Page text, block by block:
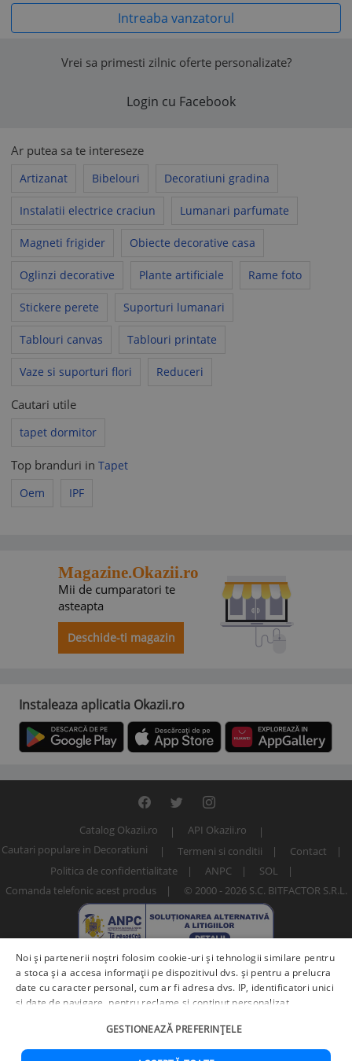
Produsele maggsm nu se incadreaza intr-un regim de echipamente
speciale (echipamentele militare,de telecomunicatii speciale sau alte
echipamente ce ar putea pune in pericol siguranta nationala ori
utilizare al www.okazii.ro, nici legislației aplicabile.
încalcă legea sau Acordul de utilizare, acestea se consideră
sau prevederile Acordului de utilizare, după caz.
Intreaba vanzatorul
Vrei sa primesti zilnic oferte personalizate?
Login cu Facebook
Ar putea sa te intereseze
Artizanat Bibelouri Decoratiuni gradina
Instalatii electrice craciun Lumanari parfumate
Magneti frigider Obiecte decorative casa
Oglinzi decorative Plante artificiale Rame foto
Stickere perete Suporturi lumanari
Tablouri canvas Tablouri printate
Vaze si suporturi flori Reduceri
Cautari utile
tapet dormitor
Top branduri in Tapet
Oem
IPF
Magazine.Okazii.ro
Mii de cumparatori te
asteapta
Deschide-ti magazin
Instaleaza aplicatia Okazii.ro
Catalog Okazii.ro
API Okazii.ro
Cautari populare in Decoratiuni
Termeni si conditii
Contact
Politica de confidentialitate
ANPC
SOL
Comanda telefonic acest produs
© 2000 - 2026 S.C. BITFACTOR S.R.L.
Noi și partenerii noștri folosim cookie-uri și tehnologii similare pentru
a stoca și a accesa informații pe dispozitivul dvs. și pentru a prelucra
date cu caracter personal, cum ar fi adresa dvs. IP, identificatori unici
și date de navigare, pentru reclame și conținut personalizat,
îmbunătățirea serviciilor.Furnizori terți (225)pot, de asemenea,
prelucra datele dvs. în aceste și alte scopuri, inclusiv folosind date
GESTIONEAZĂ PREFERINȚELE